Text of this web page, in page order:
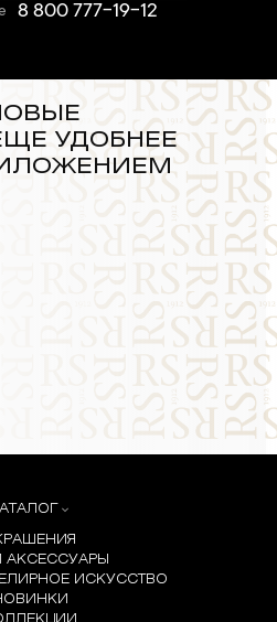
8 800 777-19-12
УДОБНЕЕ
АКСЕССУАРЫ
ИСКУССТВО